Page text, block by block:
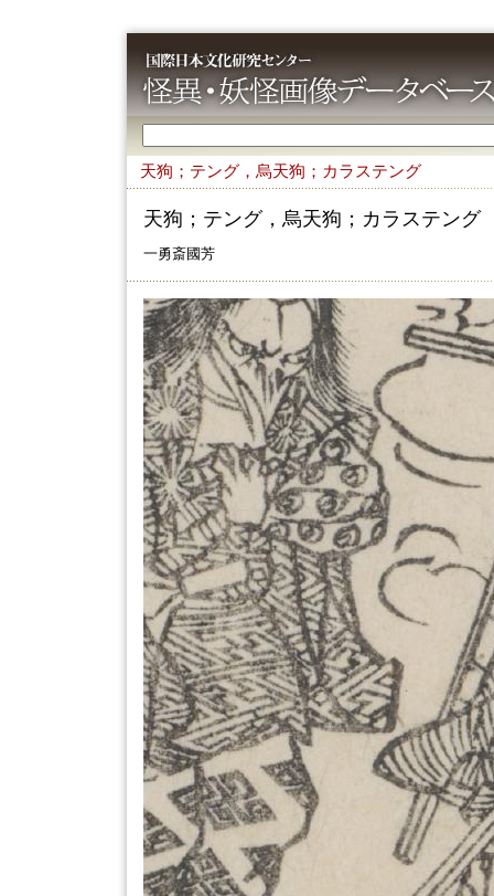
天狗；テング，烏天狗；カラステング
天狗；テング，烏天狗；カラステング
一勇斎國芳